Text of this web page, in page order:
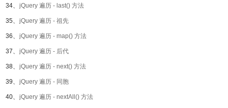
34、 jQuery 遍历 - last() 方法
35、 jQuery 遍历 - 祖先
36、 jQuery 遍历 - map() 方法
37、 jQuery 遍历 - 后代
38、 jQuery 遍历 - next() 方法
39、 jQuery 遍历 - 同胞
40、 jQuery 遍历 - nextAll() 方法